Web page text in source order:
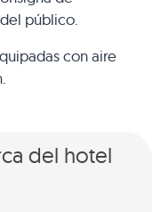
público.
con aire
del hotel